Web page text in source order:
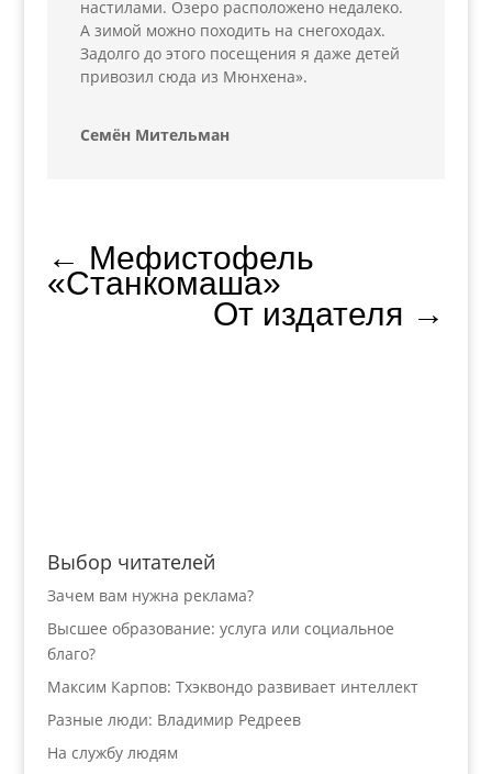
настилами. Озеро расположено недалеко.
А зимой можно походить на снегоходах.
Задолго до этого посещения я даже детей
привозил сюда из Мюнхена».
Семён Мительман
← Мефистофель
«Станкомаша»
От издателя →
Выбор читателей
Зачем вам нужна реклама?
Высшее образование: услуга или социальное
благо?
Максим Карпов: Тхэквондо развивает интеллект
Разные люди: Владимир Редреев
На службу людям